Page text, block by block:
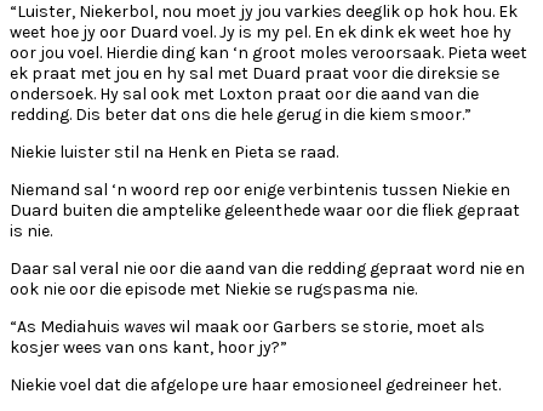
“Luister, Niekerbol, nou moet jy jou varkies deeglik op hok hou. Ek
weet hoe jy oor Duard voel. Jy is my pel. En ek dink ek weet hoe hy
oor jou voel. Hierdie ding kan ‘n groot moles veroorsaak. Pieta weet
ek praat met jou en hy sal met Duard praat voor die direksie se
ondersoek. Hy sal ook met Loxton praat oor die aand van die
redding. Dis beter dat ons die hele gerug in die kiem smoor.”
Niekie luister stil na Henk en Pieta se raad.
Niemand sal ‘n woord rep oor enige verbintenis tussen Niekie en
Duard buiten die amptelike geleenthede waar oor die fliek gepraat
is nie.
Daar sal veral nie oor die aand van die redding gepraat word nie en
ook nie oor die episode met Niekie se rugspasma nie.
“As Mediahuis waves wil maak oor Garbers se storie, moet als
kosjer wees van ons kant, hoor jy?”
Niekie voel dat die afgelope ure haar emosioneel gedreineer het.